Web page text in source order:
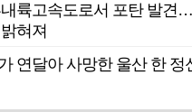
륙고속도로서 포탄 발견
혀져
연달아 사망한 울산 한 정